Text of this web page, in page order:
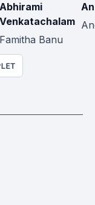
Abhirami
Venkatachalam
Famitha Banu